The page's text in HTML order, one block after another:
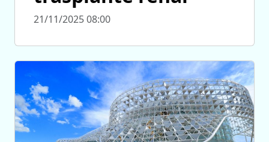
21/11/2025 08:00